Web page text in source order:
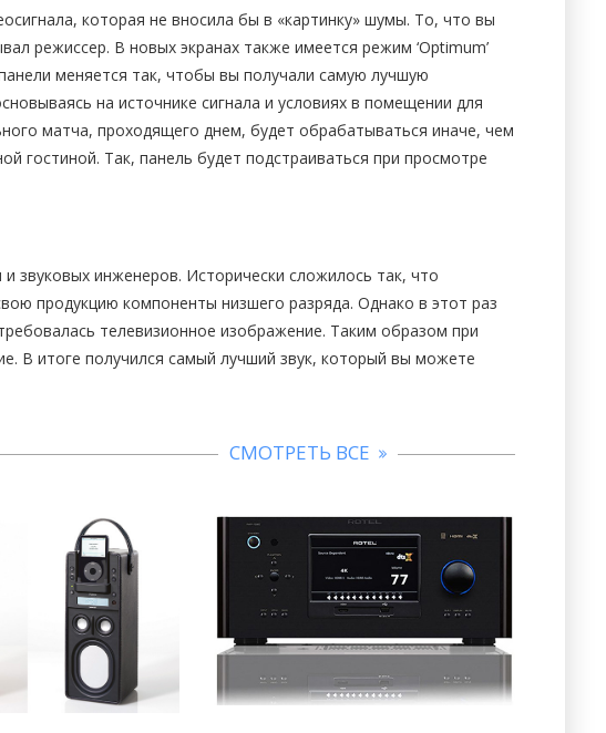
которая не вносила бы в «картинку» шумы. То, что вы
режиссер. В новых экранах также имеется режим ‘Optimum’
меняется так, чтобы вы получали самую лучшую
на источнике сигнала и условиях в помещении для
матча, проходящего днем, будет обрабатываться иначе, чем
гостиной. Так, панель будет подстраиваться при просмотре
звуковых инженеров. Исторически сложилось так, что
продукцию компоненты низшего разряда. Однако в этот раз
телевизионное изображение. Таким образом при
В итоге получился самый лучший звук, который вы можете
СМОТРЕТЬ ВСЕ